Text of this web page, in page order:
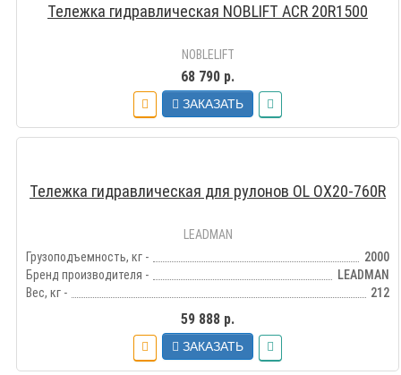
Тележка гидравлическая NOBLIFT ACR 20R1500
NOBLELIFT
68 790 р.
ЗАКАЗАТЬ
Тележка гидравлическая для рулонов OL OX20-760R
LEADMAN
Грузоподъемность, кг -
2000
Бренд производителя -
LEADMAN
Вес, кг -
212
59 888 р.
ЗАКАЗАТЬ